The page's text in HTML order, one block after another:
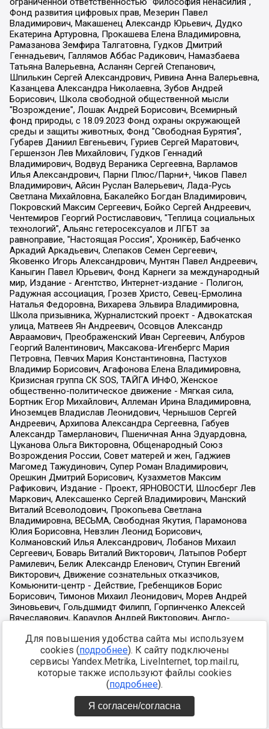
Для повышения удобства сайта мы используем
cookies (подробнее). К сайту подключены
сервисы Yandex.Metrika, LiveInternet, top.mail.ru,
которые также используют файлы cookies
(подробнее).
Я согласен/согласна